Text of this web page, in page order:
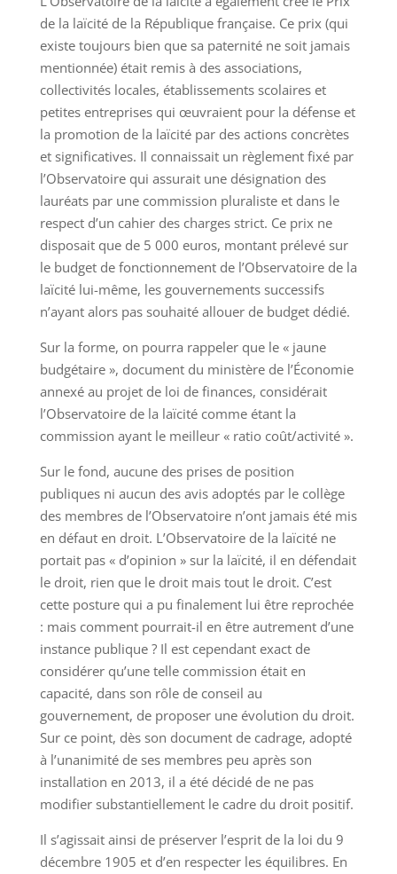
de la laïcité de la République française. Ce prix (qui
existe toujours bien que sa paternité ne soit jamais
mentionnée) était remis à des associations,
collectivités locales, établissements scolaires et
petites entreprises qui œuvraient pour la défense et
la promotion de la laïcité par des actions concrètes
et significatives. Il connaissait un règlement fixé par
l’Observatoire qui assurait une désignation des
lauréats par une commission pluraliste et dans le
respect d’un cahier des charges strict. Ce prix ne
disposait que de 5 000 euros, montant prélevé sur
le budget de fonctionnement de l’Observatoire de la
laïcité lui-même, les gouvernements successifs
n’ayant alors pas souhaité allouer de budget dédié.
Sur la forme, on pourra rappeler que le « jaune
budgétaire », document du ministère de l’Économie
annexé au projet de loi de finances, considérait
l’Observatoire de la laïcité comme étant la
commission ayant le meilleur « ratio coût/activité ».
Sur le fond, aucune des prises de position
publiques ni aucun des avis adoptés par le collège
des membres de l’Observatoire n’ont jamais été mis
en défaut en droit. L’Observatoire de la laïcité ne
portait pas « d’opinion » sur la laïcité, il en défendait
le droit, rien que le droit mais tout le droit. C’est
cette posture qui a pu finalement lui être reprochée
: mais comment pourrait-il en être autrement d’une
instance publique ? Il est cependant exact de
considérer qu’une telle commission était en
capacité, dans son rôle de conseil au
gouvernement, de proposer une évolution du droit.
Sur ce point, dès son document de cadrage, adopté
à l’unanimité de ses membres peu après son
installation en 2013, il a été décidé de ne pas
modifier substantiellement le cadre du droit positif.
Il s’agissait ainsi de préserver l’esprit de la loi du 9
décembre 1905 et d’en respecter les équilibres. En